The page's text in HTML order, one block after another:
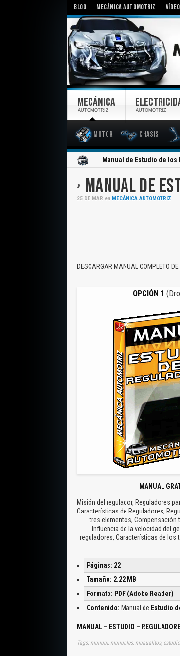
BLOG MECÁNICA AUTOMOTRIZ
MECÁNICA
AUTOMOTRIZ
Motor Chasis
AUTOMOTRIZ
Manual de Estudio de los
MANUAL DE
25 DE MAR en MECÁNICA AUTOMOTRIZ
DESCARGAR MANUAL COMPLETO
OPCIÓN 1
MANUAL
Misión del regulador, Reguladores
Características de Reguladores,
tres elementos, Compensación
Influencia de la velocidad del
reguladores, Características de los
Páginas: 22
Tamaño: 2.22 MB
Formato: PDF (Adobe Reader)
Contenido: Manual de Estudio
MANUAL – ESTUDIO –
Tags: manual, manuales, manualitos,